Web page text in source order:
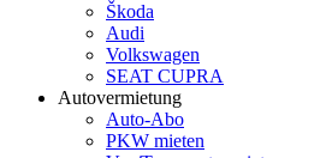
Škoda
Audi
Volkswagen
SEAT CUPRA
Autovermietung
Auto-Abo
PKW mieten